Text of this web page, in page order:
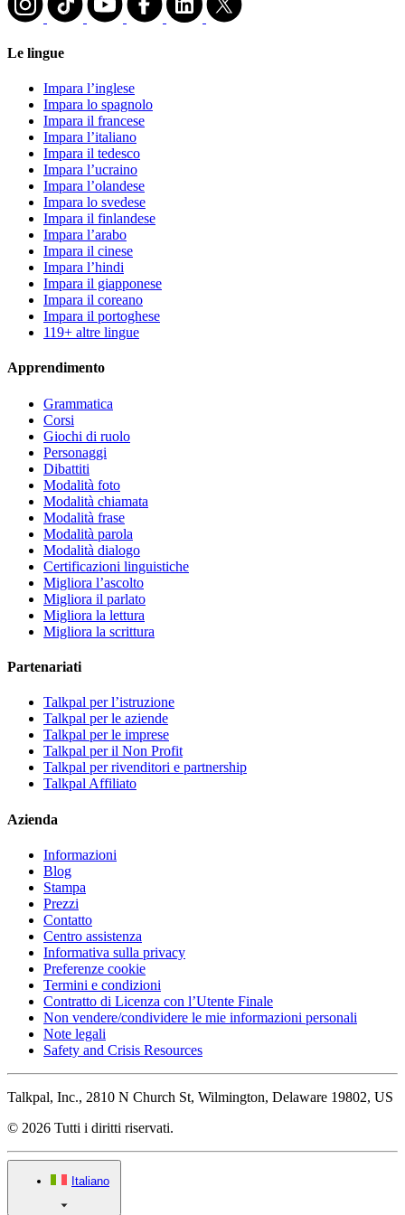
Le lingue
Impara l’inglese
Impara lo spagnolo
Impara il francese
Impara l’italiano
Impara il tedesco
Impara l’ucraino
Impara l’olandese
Impara lo svedese
Impara il finlandese
Impara l’arabo
Impara il cinese
Impara l’hindi
Impara il giapponese
Impara il coreano
Impara il portoghese
119+ altre lingue
Apprendimento
Grammatica
Corsi
Giochi di ruolo
Personaggi
Dibattiti
Modalità foto
Modalità chiamata
Modalità frase
Modalità parola
Modalità dialogo
Certificazioni linguistiche
Migliora l’ascolto
Migliora il parlato
Migliora la lettura
Migliora la scrittura
Partenariati
Talkpal per l’istruzione
Talkpal per le aziende
Talkpal per le imprese
Talkpal per il Non Profit
Talkpal per rivenditori e partnership
Talkpal Affiliato
Azienda
Informazioni
Blog
Stampa
Prezzi
Contatto
Centro assistenza
Informativa sulla privacy
Preferenze cookie
Termini e condizioni
Contratto di Licenza con l’Utente Finale
Non vendere/condividere le mie informazioni personali
Note legali
Safety and Crisis Resources
Talkpal, Inc., 2810 N Church St, Wilmington, Delaware 19802, US
© 2026 Tutti i diritti riservati.
Italiano